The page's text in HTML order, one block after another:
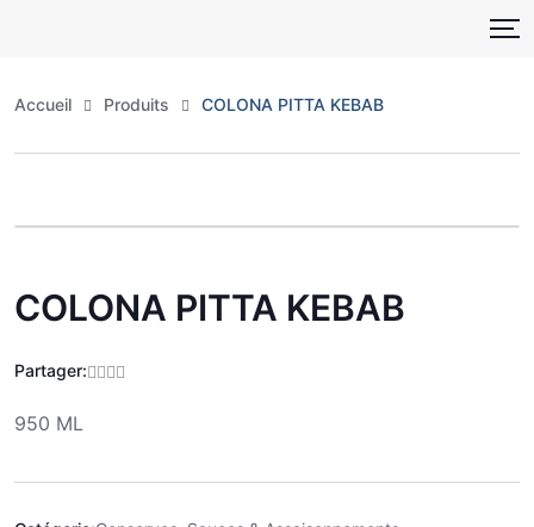
Accueil Produits COLONA PITTA KEBAB
COLONA PITTA KEBAB
Partager:
950 ML